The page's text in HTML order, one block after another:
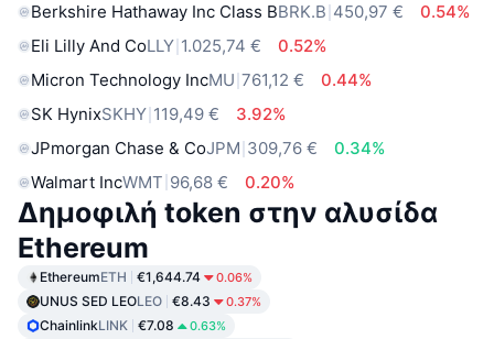
Berkshire Hathaway Inc Class BBRK.B 450,97 €
0.54%
Eli Lilly And CoLLY 1.025,74 €
0.52%
Micron Technology IncMU 761,12 €
0.44%
SK HynixSKHY 119,49 €
3.92%
JPmorgan Chase & CoJPM 309,76 €
0.34%
Walmart IncWMT 96,68 € 0.20%
Δημοφιλή token στην αλυσίδα
Ethereum
EthereumETH €1,644.74 0.06%
UNUS SED LEOLEO €8.43 0.37%
ChainlinkLINK €7.08 0.63%